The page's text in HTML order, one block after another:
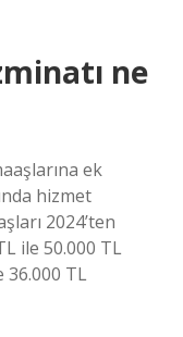
ne
ek
hizmet
2024’ten
ile 50.000 TL
36.000 TL